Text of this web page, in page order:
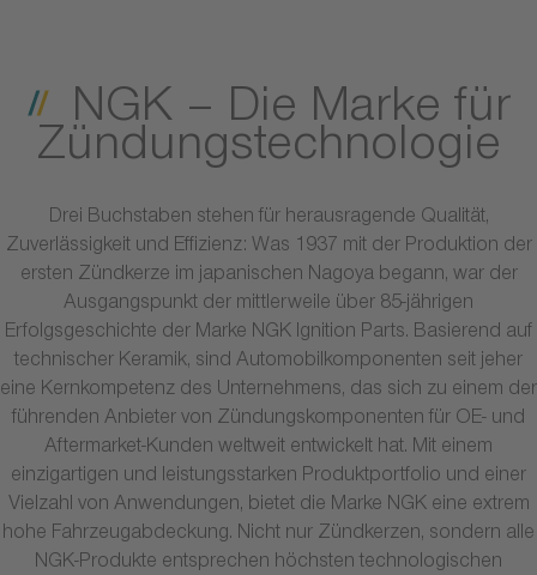
NGK – Die Marke für
Zündungstechnologie
Drei Buchstaben stehen für herausragende Qualität,
Zuverlässigkeit und Effizienz: Was 1937 mit der Produktion der
ersten Zündkerze im japanischen Nagoya begann, war der
Ausgangspunkt der mittlerweile über 85-jährigen
Erfolgsgeschichte der Marke NGK Ignition Parts. Basierend auf
technischer Keramik, sind Automobilkomponenten seit jeher
eine Kernkompetenz des Unternehmens, das sich zu einem der
führenden Anbieter von Zündungskomponenten für OE- und
Aftermarket-Kunden weltweit entwickelt hat. Mit einem
einzigartigen und leistungsstarken Produktportfolio und einer
Vielzahl von Anwendungen, bietet die Marke NGK eine extrem
hohe Fahrzeugabdeckung. Nicht nur Zündkerzen, sondern alle
NGK-Produkte entsprechen höchsten technologischen